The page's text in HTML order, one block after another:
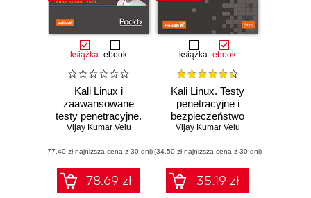
książka ebook
Kali Linux i
zaawansowane
testy penetracyjne.
Zostań ekspertem
za pomocą
Metasploit, Nmap,
Wireshark i Burp
Suite. Wydanie IV
Vijay Kumar Velu
(77,40 zł najniższa cena z 30 dni)
78.69 zł
książka ebook
Kali Linux. Testy
penetracyjne i
bezpieczeństwo
sieci dla
Wydanie II
Vijay Kumar Velu
(34,50 zł najniższa cena z 30 dni)
35.19 zł